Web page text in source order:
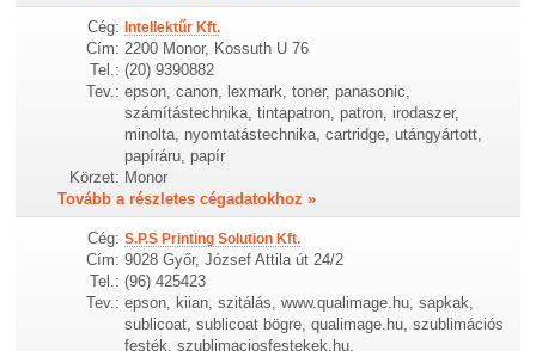
Cég: Intellektűr Kft.
Cím: 2200 Monor, Kossuth U 76
Tel.: (20) 9390882
Tev.: epson, canon, lexmark, toner, panasonic,
számítástechnika, tintapatron, patron, irodaszer,
minolta, nyomtatástechnika, cartridge, utángyártott,
papíráru, papír
Körzet: Monor
Tovább a részletes cégadatokhoz »
Cég: S.P.S Printing Solution Kft.
Cím: 9028 Győr, József Attila út 24/2
Tel.: (96) 425423
Tev.: epson, kiian, szitálás, www.qualimage.hu, sapkak,
sublicoat, sublicoat bögre, qualimage.hu, szublimációs
festék, szublimaciosfestekek.hu,